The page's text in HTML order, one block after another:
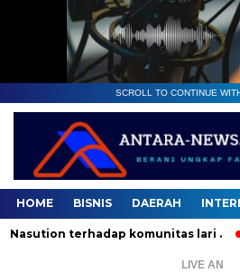
SCROLL TO CONTINUE
HOME BISNIS DAERAH
terhadap komunitas lari .
LIVE AN